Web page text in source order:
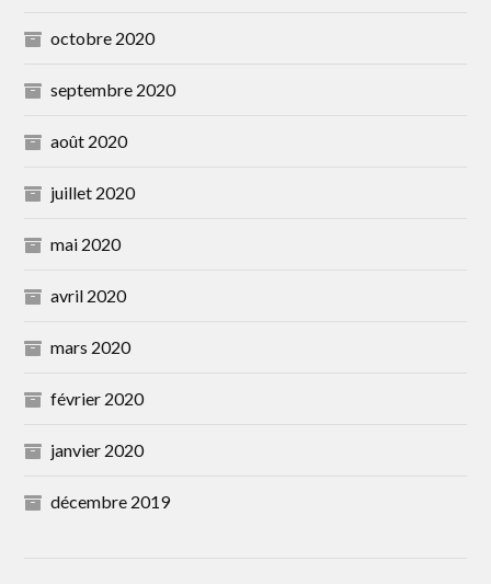
octobre 2020
septembre 2020
août 2020
juillet 2020
mai 2020
avril 2020
mars 2020
février 2020
janvier 2020
décembre 2019